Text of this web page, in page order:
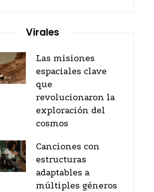
Virales
Las misiones
espaciales clave
que
revolucionaron la
exploración del
cosmos
Canciones con
estructuras
adaptables a
múltiples géneros